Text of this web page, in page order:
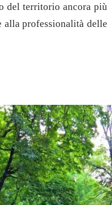
del territorio ancora più
alla professionalità delle